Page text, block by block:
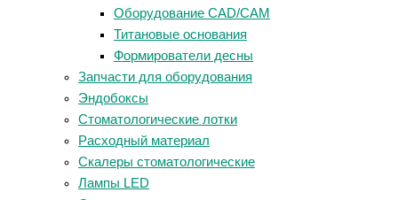
Оборудование CAD/CAM
Титановые основания
Формирователи десны
Запчасти для оборудования
Эндобоксы
Стоматологические лотки
Расходный материал
Скалеры стоматологические
Лампы LED